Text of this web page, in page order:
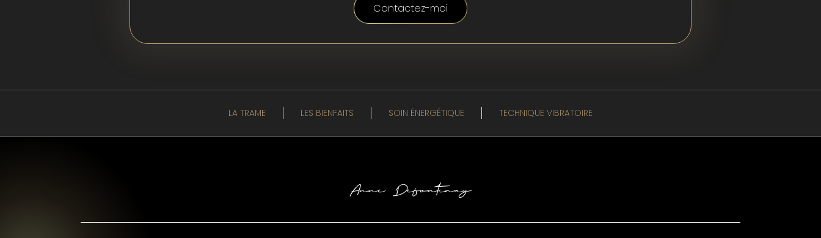
Contactez-moi
LA TRAME LES BIENFAITS SOIN ÉNERGÉTIQUE TECHNIQUE VIBRATOIRE